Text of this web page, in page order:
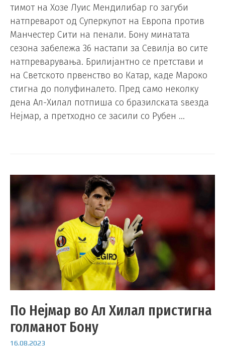
тимот на Хозе Луис Мендилибар го загуби
натпреварот од Суперкупот на Европа против
Манчестер Сити на пенали. Бону минатата
сезона забележа 36 настапи за Севилја во сите
натпреварувања. Брилијантно се претстави и
на Светското првенство во Катар, каде Мароко
стигна до полуфиналето. Пред само неколку
дена Ал-Хилал потпиша со бразилската ѕвезда
Нејмар, а претходно се засили со Рубен …
По Нејмар во Ал Хилал пристигна
голманот Бону
16.08.2023